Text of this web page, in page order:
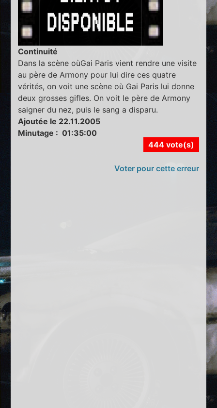
Continuité
Dans la scène oùGai Paris vient rendre une visite
au père de Armony pour lui dire ces quatre
vérités, on voit une scène où Gai Paris lui donne
deux grosses gifles. On voit le père de Armony
saigner du nez, puis le sang a disparu.
Ajoutée le 22.11.2005
Minutage : 01:35:00
444 vote(s)
Voter pour cette erreur